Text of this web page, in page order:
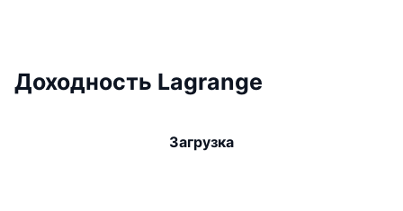
Доходность Lagrange
Загрузка